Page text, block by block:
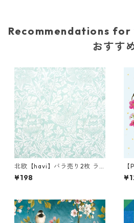
Recommendations for
おすす
北欧【havi】バラ売り2枚 ラ
ンチサイズ ペーパーナプキン
Bird & Anemone グリーン Wi
¥198
バ
ー